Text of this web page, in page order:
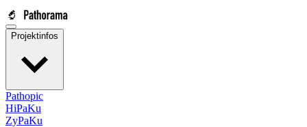
Projektinfos
Pathopic
HiPaKu
ZyPaKu